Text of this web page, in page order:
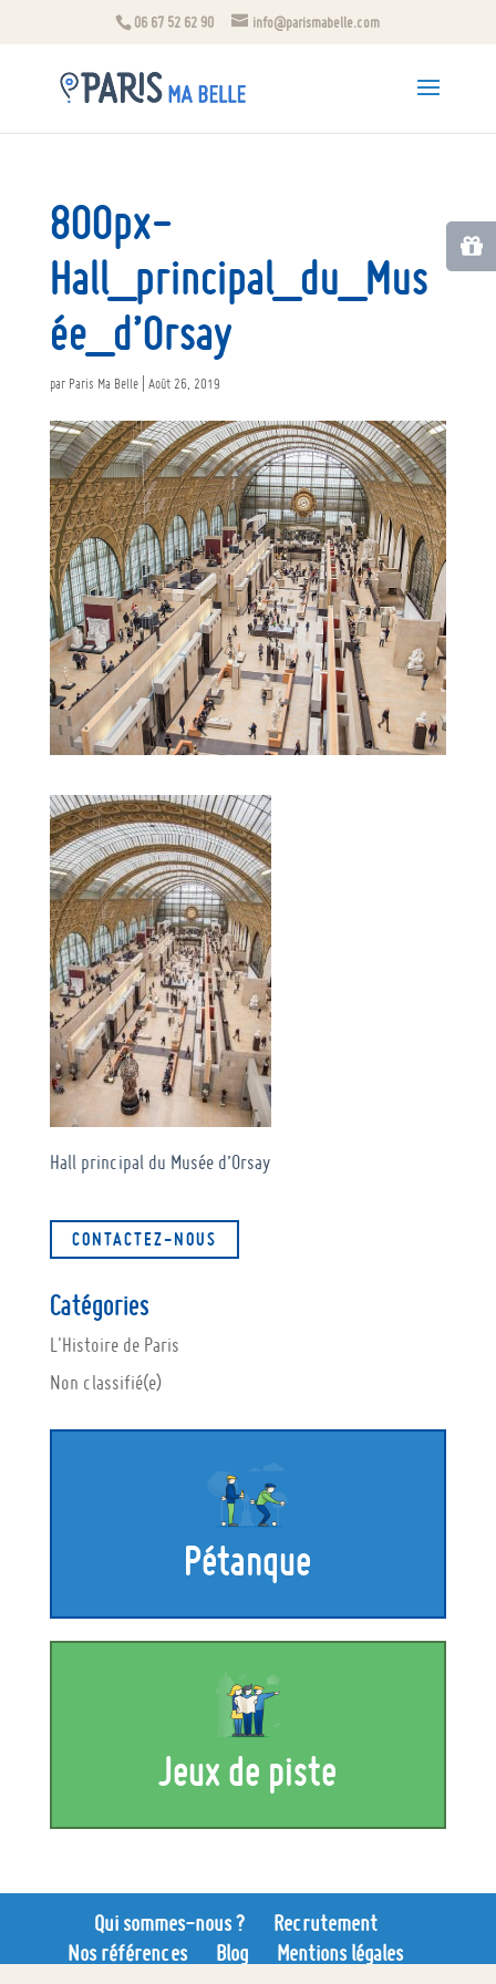
06 67 52 62 90 info@parismabelle.com
800px-
Hall_principal_du_Mus
ée_d’Orsay
par Paris Ma Belle| Août 26, 2019
Hall principal du Musée d’Orsay
CONTACTEZ-NOUS
Catégories
L'Histoire de Paris
Non classifié(e)
Pétanque
Jeux de piste
Qui sommes-nous ?
Recrutement
Nos références
Blog
Mentions légales